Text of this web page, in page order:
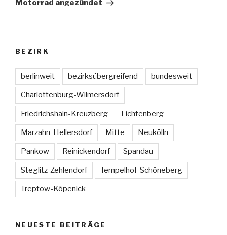
Motorrad angezündet
BEZIRK
berlinweit bezirksübergreifend bundesweit
Charlottenburg-Wilmersdorf
Friedrichshain-Kreuzberg Lichtenberg
Marzahn-Hellersdorf Mitte Neukölln
Pankow Reinickendorf Spandau
Steglitz-Zehlendorf Tempelhof-Schöneberg
Treptow-Köpenick
NEUESTE BEITRÄGE